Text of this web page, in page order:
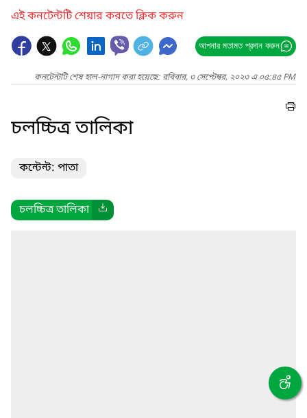
এই কনটেন্টটি শেয়ার করতে ক্লিক করুন
আপনার মতামত প্রদান করুন
কনটেন্টটি শেষ হাল-নাগাদ করা হয়েছে: রবিবার, ৩ সেপ্টেম্বর, ২০২৩ এ ০৫:৪৫ PM
চলচ্চিত্র তালিকা
কন্টেন্ট: পাতা
চলচ্চিত্র তালিকা